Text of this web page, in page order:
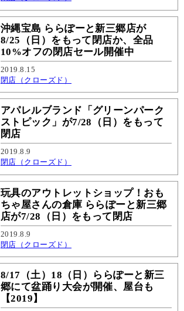
沖縄宝島 ららぽーと新三郷店が
8/25（日）をもって閉店か、全品
10%オフの閉店セール開催中
2019.8.15
閉店（クローズド）
アパレルブランド「グリーンパーク
ストピック」が7/28（日）をもって
閉店
2019.8.9
閉店（クローズド）
玩具のアウトレットショップ！おも
ちゃ屋さんの倉庫 ららぽーと新三郷
店が7/28（日）をもって閉店
2019.8.9
閉店（クローズド）
8/17（土）18（日）ららぽーと新三
郷にて盆踊り大会が開催、屋台も
【2019】